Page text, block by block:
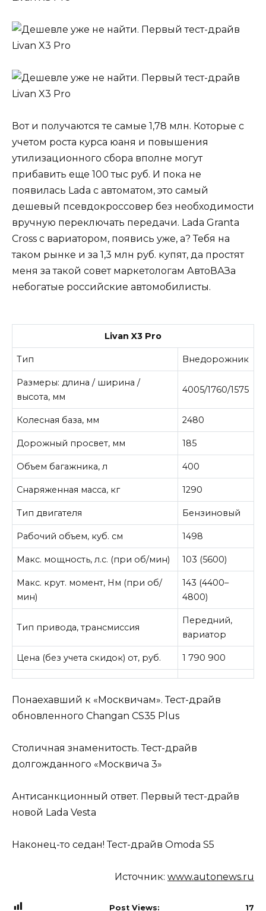
Вот и получаются те самые 1,78 млн. Которые с
учетом роста курса юаня и повышения
утилизационного сбора вполне могут
прибавить еще 100 тыс руб. И пока не
появилась Lada с автоматом, это самый
дешевый псевдокроссовер без необходимости
вручную переключать передачи. Lada Granta
Cross с вариатором, появись уже, а? Тебя на
таком рынке и за 1,3 млн руб. купят, да простят
меня за такой совет маркетологам АвтоВАЗа
небогатые российские автомобилисты.
Livan X3 Pro
Тип Внедорожник
Размеры: длина / ширина /
высота, мм
4005/1760/1575
Колесная база, мм 2480
Дорожный просвет, мм 185
Объем багажника, л 400
Снаряженная масса, кг 1290
Тип двигателя Бензиновый
Рабочий объем, куб. см 1498
Макс. мощность, л.с. (при об/мин) 103 (5600)
Макс. крут. момент, Нм (при об/
мин)
143 (4400–
4800)
Тип привода, трансмиссия
Передний,
вариатор
Цена (без учета скидок) от, руб. 1 790 900
Понаехавший к «Москвичам». Тест-драйв
обновленного Changan CS35 Plus
Столичная знаменитость. Тест-драйв
долгожданного «Москвича 3»
Антисанкционный ответ. Первый тест-драйв
новой Lada Vestа
Наконец-то седан! Тест-драйв Omoda S5
Источник: www.autonews.ru
Post Views: 17